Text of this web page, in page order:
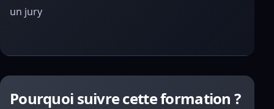
un jury
Pourquoi suivre cette formation ?